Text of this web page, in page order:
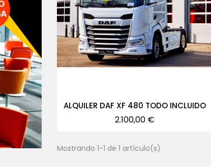
ALQUILER DAF XF 480 TODO INCLUIDO
Precio
2.100,00 €
Mostrando 1-1 de 1 artículo(s)